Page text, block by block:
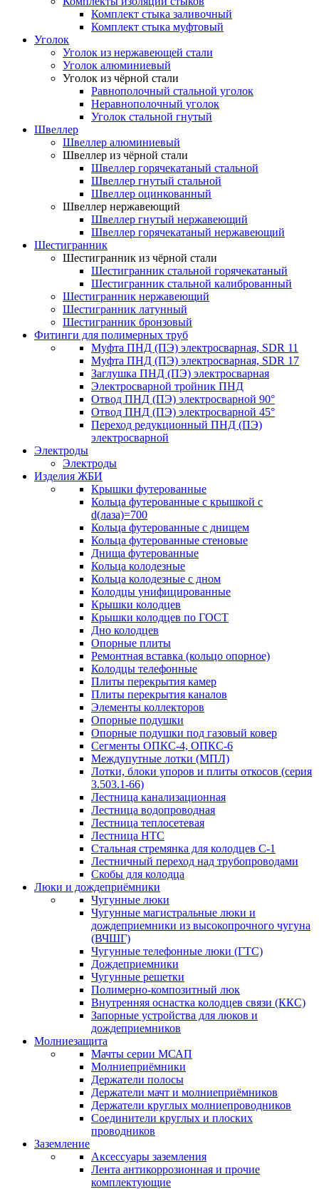
Комплект стыка заливочный
Комплект стыка муфтовый
Уголок
Уголок из нержавеющей стали
Уголок алюминиевый
Уголок из чёрной стали
Равнополочный стальной уголок
Неравнополочный уголок
Уголок стальной гнутый
Швеллер
Швеллер алюминиевый
Швеллер из чёрной стали
Швеллер горячекатаный стальной
Швеллер гнутый стальной
Швеллер оцинкованный
Швеллер нержавеющий
Швеллер гнутый нержавеющий
Швеллер горячекатаный нержавеющий
Шестигранник
Шестигранник из чёрной стали
Шестигранник стальной горячекатаный
Шестигранник стальной калиброванный
Шестигранник нержавеющий
Шестигранник латунный
Шестигранник бронзовый
Фитинги для полимерных труб
Муфта ПНД (ПЭ) электросварная, SDR 11
Муфта ПНД (ПЭ) электросварная, SDR 17
Заглушка ПНД (ПЭ) электросварная
Электросварной тройник ПНД
Отвод ПНД (ПЭ) электросварной 90°
Отвод ПНД (ПЭ) электросварной 45°
Переход редукционный ПНД (ПЭ)
электросварной
Электроды
Электроды
Изделия ЖБИ
Крышки футерованные
Кольца футерованные с крышкой с
d(лаза)=700
Кольца футерованные с днищем
Кольца футерованные стеновые
Днища футерованные
Кольца колодезные
Кольца колодезные с дном
Колодцы унифицированные
Крышки колодцев
Крышки колодцев по ГОСТ
Дно колодцев
Опорные плиты
Ремонтная вставка (кольцо опорное)
Колодцы телефонные
Плиты перекрытия камер
Плиты перекрытия каналов
Элементы коллекторов
Опорные подушки
Опорные подушки под газовый ковер
Сегменты ОПКС-4, ОПКС-6
Междупутные лотки (МПЛ)
Лотки, блоки упоров и плиты откосов (серия
3.503.1-66)
Лестница канализационная
Лестница водопроводная
Лестница теплосетевая
Лестница НТС
Стальная стремянка для колодцев С-1
Лестничный переход над трубопроводами
Скобы для колодца
Люки и дождеприёмники
Чугунные люки
Чугунные магистральные люки и
дождеприемники из высокопрочного чугуна
(ВЧШГ)
Чугунные телефонные люки (ГТС)
Дождеприемники
Чугунные решетки
Полимерно-композитный люк
Внутренняя оснастка колодцев связи (ККС)
Запорные устройства для люков и
дождеприемников
Молниезащита
Мачты серии МСАП
Молниеприёмники
Держатели полосы
Держатели мачт и молниеприёмников
Держатели круглых молниепроводников
Cоединители круглых и плоских
проводников
Заземление
Аксессуары заземления
Лента антикоррозионная и прочие
комплектующие